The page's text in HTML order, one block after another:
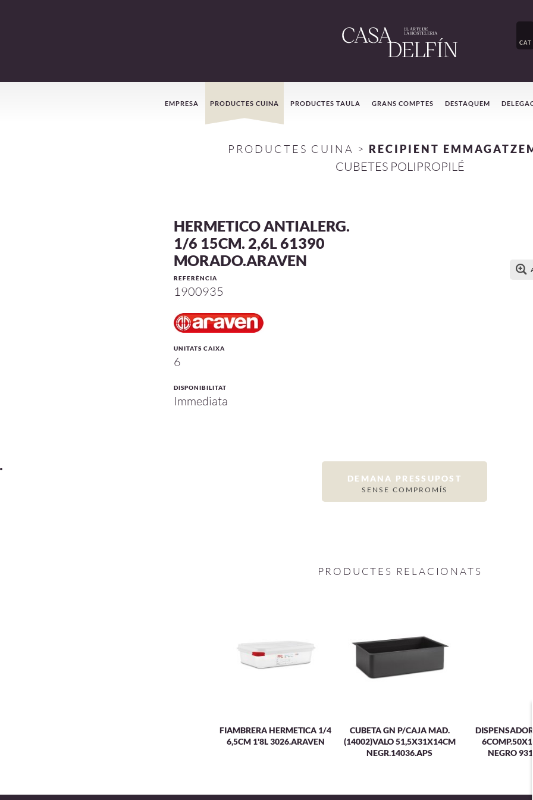
CAT
MenúEMPRESA PRODUCTES CUINA PRODUCTES TAULA GRANS COMPTES DESTAQUEM
PRODUCTES CUINA > RECIPIENT
CUBETES POLIPROPILÉ
HERMETICO ANTIALERG.
1/6 15CM. 2,6L 61390
MORADO.ARAVEN
REFERÈNCIA
1900935
UNITATS CAIXA
6
DISPONIBILITAT
Immediata
DEMANA PRESSUPOST
SENSE COMPROMÍS
PRODUCTES RELACIONATS
FIAMBRERA HERMETICA 1/4
6,5CM 1'8L 3026.ARAVEN
CUBETA GN P/CAJA MAD.
(14002)VALO 51,5X31X14CM
NEGR.14036.APS
NEGRO